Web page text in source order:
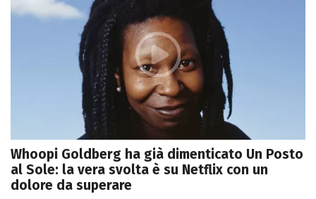
Whoopi Goldberg ha già dimenticato Un Posto
al Sole: la vera svolta è su Netflix con un
dolore da superare